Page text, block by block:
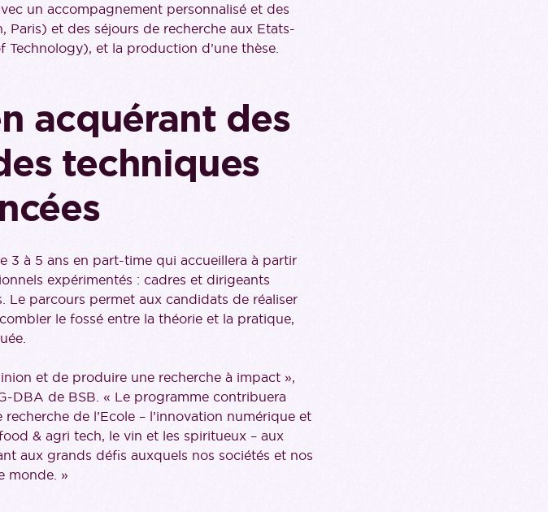
un accompagnement personnalisé et des
et des séjours de recherche aux Etats-
et la production d’une thèse.
acquérant des
techniques
3 à 5 ans en part-time qui accueillera à partir
expérimentés : cadres et dirigeants
Le parcours permet aux candidats de réaliser
le fossé entre la théorie et la pratique,
et de produire une recherche à impact »,
DBA de BSB. « Le programme contribuera
de l’Ecole – l’innovation numérique et
& agri tech, le vin et les spiritueux – aux
aux grands défis auxquels nos sociétés et nos
monde. »